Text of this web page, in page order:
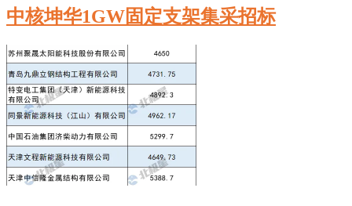
中核坤华‌1GW固定支架集采招标